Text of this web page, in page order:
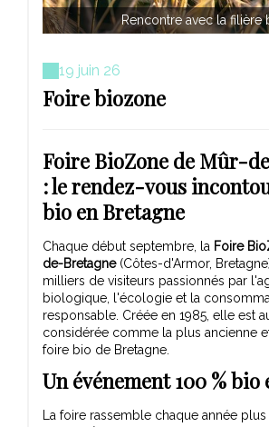
Rencontre avec la filière
19 juin 26
Foire biozone
Foire BioZone de Mûr-
: le rendez-vous
bio en Bretagne
Chaque début septembre, la Foire
de-Bretagne(Côtes-d'Armor,
milliers de visiteurs passionnés par
biologique, l'écologie et la
responsable. Créée en 1985, elle est
considérée comme la plus ancienne
foire bio de Bretagne.
Un événement 100 %
La foire rassemble chaque année